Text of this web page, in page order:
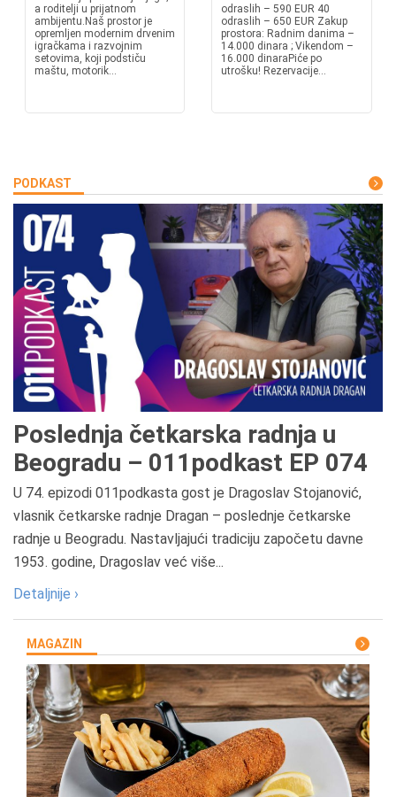
a roditelji u prijatnom
ambijentu.Naš prostor je
opremljen modernim drvenim
igračkama i razvojnim
setovima, koji podstiču
maštu, motorik...
odraslih – 590 EUR 40
odraslih – 650 EUR Zakup
prostora: Radnim danima –
14.000 dinara ; Vikendom –
16.000 dinaraPiće po
utrošku! Rezervacije...
PODKAST
Poslednja četkarska radnja u
Beogradu – 011podkast EP 074
U 74. epizodi 011podkasta gost je Dragoslav Stojanović,
vlasnik četkarske radnje Dragan – poslednje četkarske
radnje u Beogradu. Nastavljajući tradiciju započetu davne
1953. godine, Dragoslav već više...
Detaljnije ›
MAGAZIN